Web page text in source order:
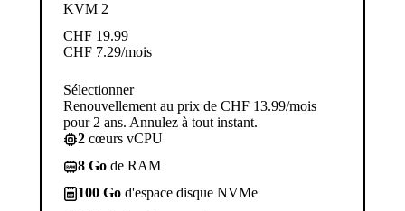
KVM 2
CHF 19.99
CHF 7.29/mois
Sélectionner
Renouvellement au prix de CHF 13.99/mois
pour 2 ans. Annulez à tout instant.
2 cœurs vCPU
8 Go de RAM
100 Go d'espace disque NVMe